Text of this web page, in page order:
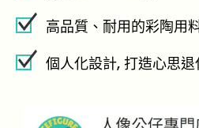
高品質、耐用的彩陶用
個人化設計, 打造心思退